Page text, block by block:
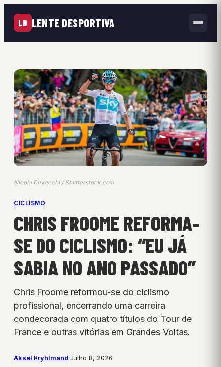
LD LENTE DESPORTIVA
Nicola Devecchi / Shutterstock.com
CICLISMO
CHRIS FROOME REFORMA-
SE DO CICLISMO: “EU JÁ
SABIA NO ANO PASSADO”
Chris Froome reformou-se do ciclismo
profissional, encerrando uma carreira
condecorada com quatro títulos do Tour de
France e outras vitórias em Grandes Voltas.
Aksel Kryhlmand·Julho 8, 2026